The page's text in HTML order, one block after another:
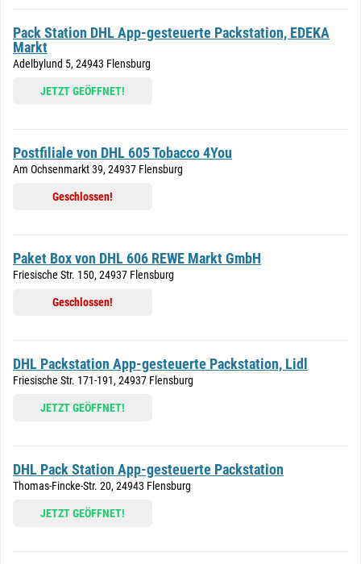
Pack Station DHL App-gesteuerte Packstation, EDEKA
Markt
Adelbylund 5, 24943 Flensburg
JETZT GEÖFFNET!
Postfiliale von DHL 605 Tobacco 4You
Am Ochsenmarkt 39, 24937 Flensburg
Geschlossen!
Paket Box von DHL 606 REWE Markt GmbH
Friesische Str. 150, 24937 Flensburg
Geschlossen!
DHL Packstation App-gesteuerte Packstation, Lidl
Friesische Str. 171-191, 24937 Flensburg
JETZT GEÖFFNET!
DHL Pack Station App-gesteuerte Packstation
Thomas-Fincke-Str. 20, 24943 Flensburg
JETZT GEÖFFNET!